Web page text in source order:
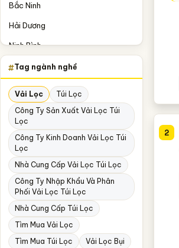
Bắc Ninh
Hải Dương
Ninh Bình
Tag ngành nghề
Vải Lọc
Túi Lọc
Công Ty Sản Xuất Vải Lọc Túi
Lọc
Công Ty Kinh Doanh Vải Lọc Túi
Lọc
Nhà Cung Cấp Vải Lọc Túi Lọc
Công Ty Nhập Khẩu Và Phân
Phối Vải Lọc Túi Lọc
Nhà Cung Cấp Túi Lọc
Tìm Mua Vải Lọc
Tìm Mua Túi Lọc
Vải Lọc Bụi
2